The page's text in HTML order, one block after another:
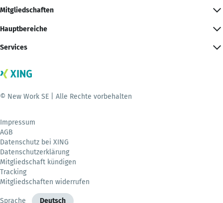
Mitgliedschaften
Hauptbereiche
Services
© New Work SE | Alle Rechte vorbehalten
Impressum
AGB
Datenschutz bei XING
Datenschutzerklärung
Mitgliedschaft kündigen
Tracking
Mitgliedschaften widerrufen
Sprache Deutsch